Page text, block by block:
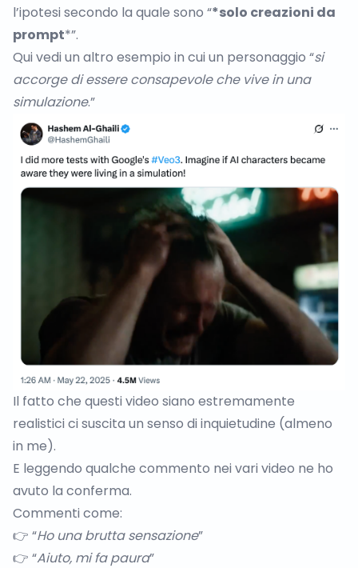
l’ipotesi secondo la quale sono “*solo creazioni da
prompt*”.
Qui vedi un altro esempio in cui un personaggio “si
accorge di essere consapevole che vive in una
simulazione.”
Il fatto che questi video siano estremamente
realistici ci suscita un senso di inquietudine (almeno
in me).
E leggendo qualche commento nei vari video ne ho
avuto la conferma.
Commenti come:
👉 “Ho una brutta sensazione”
👉 “Aiuto, mi fa paura”